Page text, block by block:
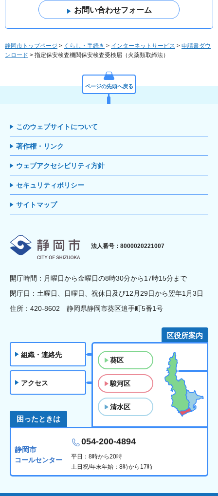
静岡市トップページ > くらし・手続き > インターネットサービス > 申請書ダウ
ンロード > 指定保安検査機関保安検査受検届（火薬類取締法）
ページの先頭へ戻る
このウェブサイトについて
著作権・リンク
ウェブアクセシビリティ方針
セキュリティポリシー
サイトマップ
静岡市
法人番号：8000020221007
開庁時間：月曜日から金曜日の8時30分から17時15分まで
閉庁日：土曜日、日曜日、祝休日及び12月29日から翌年1月3日
住所：420-8602 静岡県静岡市葵区追手町5番1号
組織・連絡先
アクセス
区役所案内
葵区
駿河区
清水区
困ったときは
静岡市
コールセンター
054-200-4894
平日：8時から20時
土日祝/年末年始：8時から17時